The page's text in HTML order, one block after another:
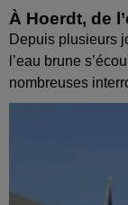
À Hoerdt, de
Depuis plusieurs
l’eau brune
nombreuses